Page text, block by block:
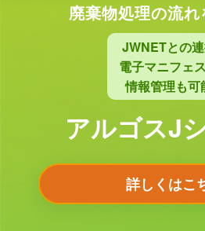
廃棄物処理の流
JWNETとの
電子マニフェ
情報管理も可
アルゴスJ
詳しくはこ